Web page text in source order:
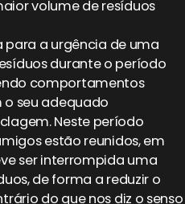
volume de resíduos
para a urgência de uma
durante o período
comportamentos
seu adequado
Neste período
estão reunidos, em
ser interrompida uma
de forma a reduzir o
do que nos diz o senso